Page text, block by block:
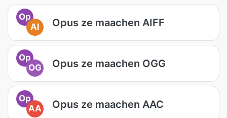
Op
AI
Opus ze maachen AIFF
Op
OG
Opus ze maachen OGG
Op
AA
Opus ze maachen AAC